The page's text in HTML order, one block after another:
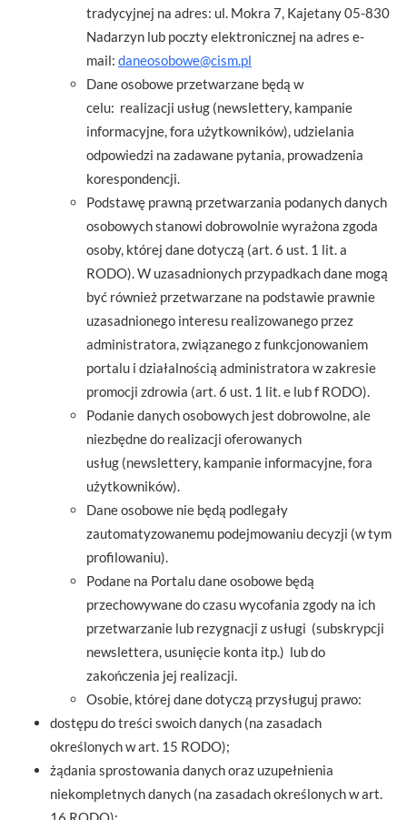
tradycyjnej na adres: ul. Mokra 7, Kajetany 05-830
Nadarzyn lub poczty elektronicznej na adres e-
mail: daneosobowe@cism.pl
Dane osobowe przetwarzane będą w
celu: realizacji usług (newslettery, kampanie
informacyjne, fora użytkowników), udzielania
odpowiedzi na zadawane pytania, prowadzenia
korespondencji.
Podstawę prawną przetwarzania podanych danych
osobowych stanowi dobrowolnie wyrażona zgoda
osoby, której dane dotyczą (art. 6 ust. 1 lit. a
RODO). W uzasadnionych przypadkach dane mogą
być również przetwarzane na podstawie prawnie
uzasadnionego interesu realizowanego przez
administratora, związanego z funkcjonowaniem
portalu i działalnością administratora w zakresie
promocji zdrowia (art. 6 ust. 1 lit. e lub f RODO).
Podanie danych osobowych jest dobrowolne, ale
niezbędne do realizacji oferowanych
usług (newslettery, kampanie informacyjne, fora
użytkowników).
Dane osobowe nie będą podlegały
zautomatyzowanemu podejmowaniu decyzji (w tym
profilowaniu).
Podane na Portalu dane osobowe będą
przechowywane do czasu wycofania zgody na ich
przetwarzanie lub rezygnacji z usługi (subskrypcji
newslettera, usunięcie konta itp.) lub do
zakończenia jej realizacji.
Osobie, której dane dotyczą przysługuj prawo:
dostępu do treści swoich danych (na zasadach
określonych w art. 15 RODO);
żądania sprostowania danych oraz uzupełnienia
niekompletnych danych (na zasadach określonych w art.